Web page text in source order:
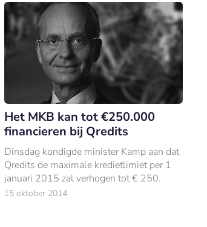
Het MKB kan tot €250.000
financieren bij Qredits
Dinsdag kondigde minister Kamp aan dat
Qredits de maximale kredietlimiet per 1
januari 2015 zal verhogen tot € 250.
15 oktober 2014